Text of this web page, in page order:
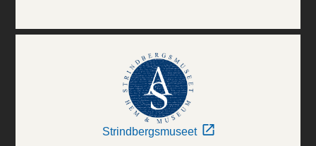
Strindbergsmuseet